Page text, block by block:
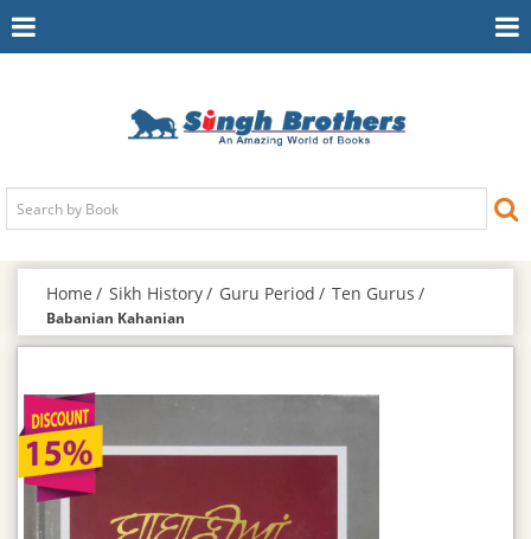
Toggle
Home Sikh History Guru Period Ten Gurus
Babanian Kahanian